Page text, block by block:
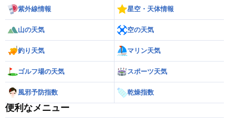
紫外線情報 星空・天体情報
山の天気 空の天気
釣り天気 マリン天気
ゴルフ場の天気 スポーツ天気
風邪予防指数 乾燥指数
便利なメニュー